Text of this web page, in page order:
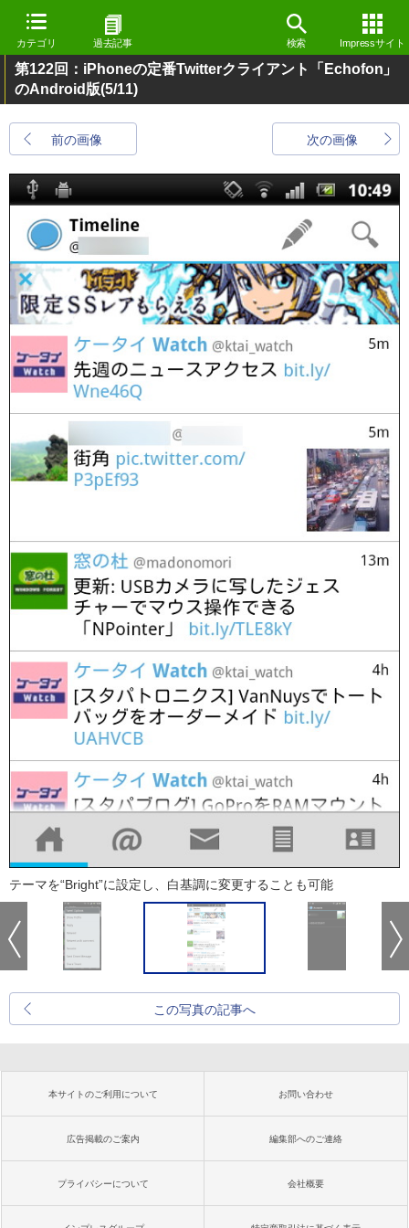
カテゴリ 過去記事 検索 Impressサイト
第122回：iPhoneの定番Twitterクライアント「Echofon」
のAndroid版(5/11)
前の画像 次の画像
テーマを“Bright”に設定し、白基調に変更することも可能
この写真の記事へ
本サイトのご利用について お問い合わせ
広告掲載のご案内 編集部へのご連絡
プライバシーについて 会社概要